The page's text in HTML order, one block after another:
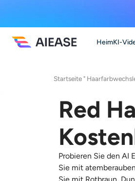
HeimKI-
Startseite "
Red
Probieren Sie den AI
Sie mit